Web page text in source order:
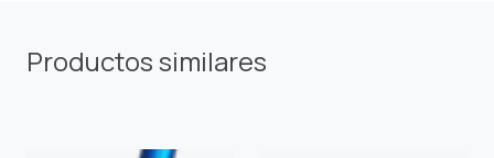
Productos similares